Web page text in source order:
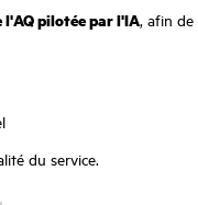
l'AQ pilotée par l'IA, afin de
du service.